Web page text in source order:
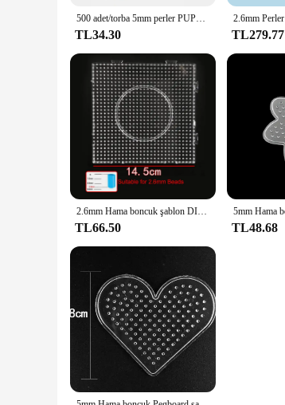
500 adet/torba 5mm perler PUPUKOU Hama boncuk 36 renkler çocuklar eğitim Diy oyuncaklar 100% kalite garantisi yeni diy oyuncak sigorta boncuk
TL34.30 TL279.77
2.6mm Hama boncuk şablon DIY Perler kare Pegboard sigorta boncuk aracı eğitim Tangram yap-boz şablon çocuklar oyuncak
TL66.50 TL48.68